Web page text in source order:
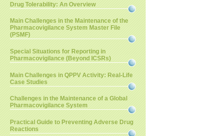
Drug Tolerability: An Overview
Main Challenges in the Maintenance of the
Pharmacovigilance System Master File
(PSMF)
Special Situations for Reporting in
Pharmacovigilance (Beyond ICSRs)
Main Challenges in QPPV Activity: Real-Life
Case Studies
Challenges in the Maintenance of a Global
Pharmacovigilance System
Practical Guide to Preventing Adverse Drug
Reactions